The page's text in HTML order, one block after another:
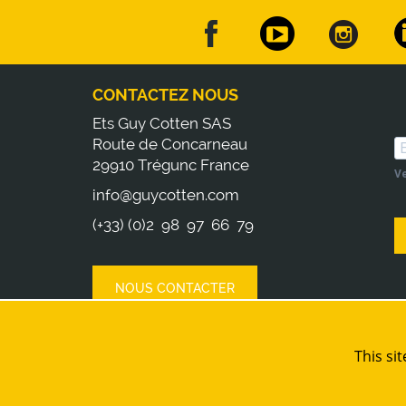
CONTACTEZ NOUS
Ets Guy Cotten SAS
Route de Concarneau
29910 Trégunc France
info@guycotten.com
(+33) (0)2 98 97 66 79
NOUS CONTACTER
This